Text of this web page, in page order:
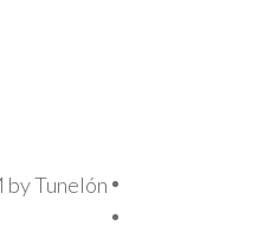
by Tunelón